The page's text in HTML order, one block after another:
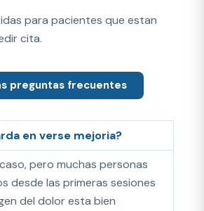
para pacientes que estan
cita.
preguntas frecuentes
en verse mejoria?
pero muchas personas
desde las primeras sesiones
del dolor esta bien